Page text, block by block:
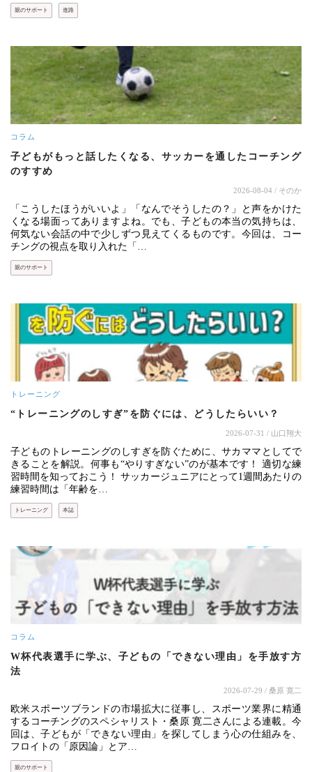
親のサポート 進路
コラム
子どもがもっと話したくなる、サッカーを通したコーチング
のすすめ
2026-08-04 / そのか
「こうしたほうがいいよ」「なんでそうしたの？」と声をかけた
くなる場面ってありますよね。でも、子どもの本当の気持ちは、
何気ない会話の中で少しずつ見えてくるものです。今回は、コー
チングの視点を取り入れた「…
親のサポート
トレーニング
“トレーニングのしすぎ”を防ぐには、どうしたらいい？
2026-07-31 / 山口翔大
子どものトレーニングのしすぎを防ぐために、サカママとしてで
きることを解説。何事も“やりすぎない”のが基本です！ 適切な練
習時間を知っておこう！ サッカージュニアにとって1週間あたりの
練習時間は「年齢を…
トレーニング 本誌
コラム
W杯代表選手に学ぶ、子どもの「できない理由」を手放す方
法
2026-07-29 / 桑原 寛二
欧米スポーツブランドの市場拡大に従事し、スポーツ業界に精通
するコーチングのスペシャリスト・桑原 寛二さんによる連載。今
回は、子どもが「できない理由」を探してしまう心の仕組みを、
フロイトの「原因論」とア…
親のサポート